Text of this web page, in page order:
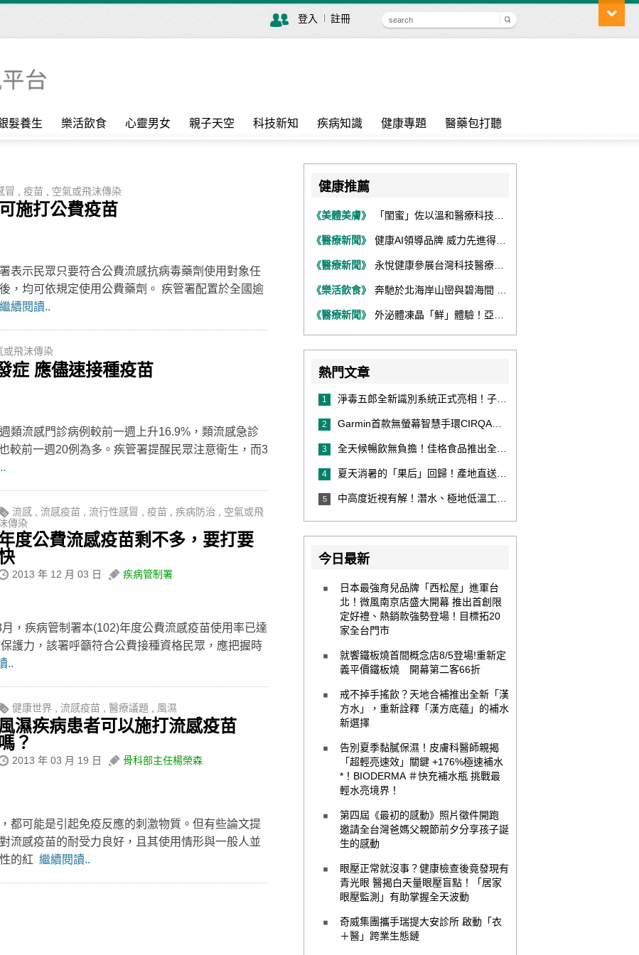
登入 註冊
髮養生 樂活飲食 心靈男女 親子天空 科技新知 疾病知識 健康專題 醫藥包打聽
冒 疫苗 空氣或飛沫傳染
施打公費疫苗
表示民眾只要符合公費流感抗病毒藥劑使用對象任
，均可依規定使用公費藥劑。 疾管署配置於全國逾
繼續閱讀..
或飛沫傳染
症 應儘速接種疫苗
類流感門診病例較前一週上升16.9%，類流感急診
較前一週20例為多。疾管署提醒民眾注意衛生，而3
流感 流感疫苗 流行性感冒 疫苗 疾病防治
空氣或飛
傳染
度公費流感疫苗剩不多，要打要
2013 年 12 月 03 日 疾病管制署
，疾病管制署本(102)年度公費流感疫苗使用率已達
護力，該署呼籲符合公費接種資格民眾，應把握時
..
健康世界 流感疫苗 醫療議題 風濕
風濕疾病患者可以施打流感疫苗
？
2013 年 03 月 19 日 骨科部主任楊榮森
都可能是引起免疫反應的刺激物質。但有些論文提
流感疫苗的耐受力良好，且其使用情形與一般人並
的紅 繼續閱讀..
健康推薦
《美體美膚》 「閨蜜」佐以溫和醫療科技，陪伴女性找回身體舒適與自信
《醫療新聞》 健康AI領導品牌 威力先進得獎不斷 同獲『玉山獎』『金炬獎』最高肯定
《醫療新聞》 永悅健康參展台灣科技醫療展 展現數位健康全場景整合能力
《樂活飲食》 奔馳於北海岸山巒與碧海間 跑出屬於你的生命之光 『2026光境半程馬拉松挑戰賽－升龍道』火熱報名中
《醫療新聞》 外泌體凍晶「鮮」體驗！亞家生技解鎖24個月高活性 專利瓶蓋「秒回溶」超驚艷！醫科展秀「睛」亮神采
熱門文章
1 淨毒五郎全新識別系統正式亮相！子品牌然本再推體香噴霧新產品！
2 Garmin首款無螢幕智慧手環CIRQA登場 專注健康無須訂閱！ 輕量舒適風格百搭 生態系無縫串接 打造全天候零干擾健康與恢復管理新體驗
3 全天候暢飲無負擔！佳格食品推出全新穀物茶品牌「穀萃」 首發「穀萃 蕎麥國寶茶」無糖、0咖啡因 24小時暖心陪伴
4 夏天消暑的「果后」回歸！產地直送泰國鮮山竹，打造夏日最頂級的天然補給
5 中高度近視有解！潛水、極地低溫工作者優選 EVO ICL 膠原蛋白眼內鏡
今日最新
日本最強育兒品牌「西松屋」進軍台
北！微風南京店盛大開幕 推出首創限
定好禮、熱銷款強勢登場！目標拓20
家全台門市
就饗鐵板燒首間概念店8/5登場!重新定
義平價鐵板燒 開幕第二客66折
戒不掉手搖飲？天地合補推出全新「漢
方水」，重新詮釋「漢方底蘊」的補水
新選擇
告別夏季黏膩保濕！皮膚科醫師親揭
「超輕亮速效」關鍵 +176%極速補水
*！BIODERMA ＃快充補水瓶 挑戰最
輕水亮境界！
第四屆《最初的感動》照片徵件開跑
邀請全台灣爸媽父親節前夕分享孩子誕
生的感動
眼壓正常就沒事？健康檢查後竟發現有
青光眼 醫揭白天量眼壓盲點！「居家
眼壓監測」有助掌握全天波動
奇威集團攜手瑞提大安診所 啟動「衣
＋醫」跨業生態鏈